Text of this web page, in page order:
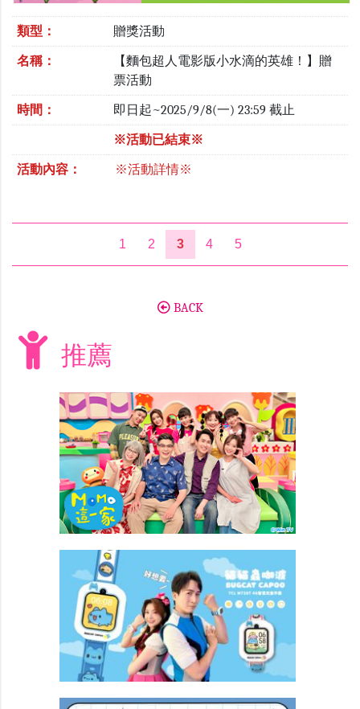
類型： 贈獎活動
名稱：
【麵包超人電影版小水滴的英雄！】贈
票活動
時間： 即日起~2025/9/8(一) 23:59 截止
※活動已結束※
活動內容： ※活動詳情※
1 2 3 4 5
BACK
推薦